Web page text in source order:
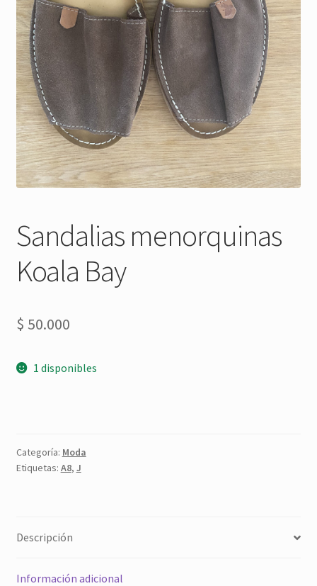
Sandalias menorquinas
Koala Bay
$ 50.000
1 disponibles
Categoría: Moda
Etiquetas: A8, J
Descripción
Información adicional